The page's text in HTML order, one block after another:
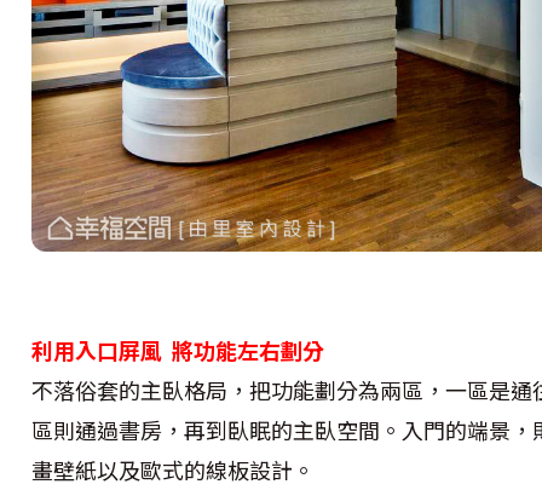
利用入口屏風 將功能左右劃分
不落俗套的主臥格局，把功能劃分為兩區，一區是
區則通過書房，再到臥眠的主臥空間。入門的端景
畫壁紙以及歐式的線板設計。